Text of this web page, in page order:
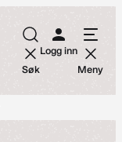
Søk
Logg inn
Meny